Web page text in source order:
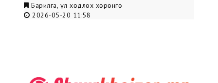
Барилга, үл хөдлөх хөрөнгө
2026-05-20 11:58